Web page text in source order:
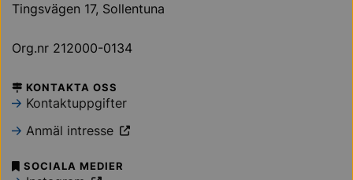
Tingsvägen 17, Sollentuna
Org.nr 212000-0134
KONTAKTA OSS
Kontaktuppgifter
Anmäl intresse
SOCIALA MEDIER